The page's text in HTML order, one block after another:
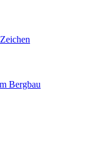
Bergbau